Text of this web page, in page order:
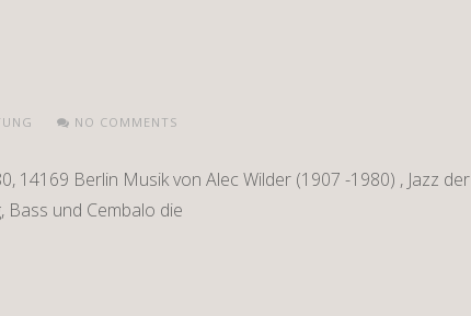
NO COMMENTS
14169 Berlin Musik von Alec Wilder (1907 -1980) , Jazz der
Bass und Cembalo die